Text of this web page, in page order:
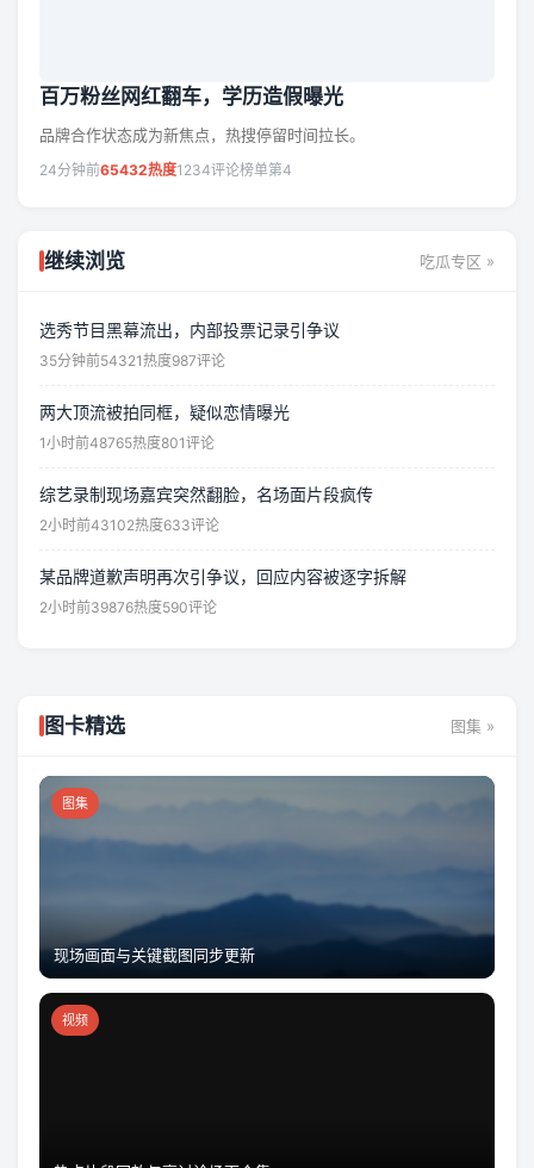
百万粉丝网红翻车，学历造假曝光
品牌合作状态成为新焦点，热搜停留时间拉长。
24分钟前65432热度1234评论榜单第4
继续浏览 吃瓜专区 »
选秀节目黑幕流出，内部投票记录引争议
35分钟前54321热度987评论
两大顶流被拍同框，疑似恋情曝光
1小时前48765热度801评论
综艺录制现场嘉宾突然翻脸，名场面片段疯传
2小时前43102热度633评论
某品牌道歉声明再次引争议，回应内容被逐字拆解
2小时前39876热度590评论
图卡精选 图集 »
图集
现场画面与关键截图同步更新
视频